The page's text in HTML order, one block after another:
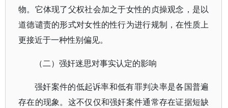
物。它体现了父权社会加之于女性的贞操观念，是以
道德谴责的形式对女性的性行为进行规制，在性质上
更接近于一种性别偏见。
（二）强奸迷思对事实认定的影响
强奸案件的低起诉率和低有罪判决率是各国普遍
存在的现象。这不仅仅和强奸案件通常存在证据短缺